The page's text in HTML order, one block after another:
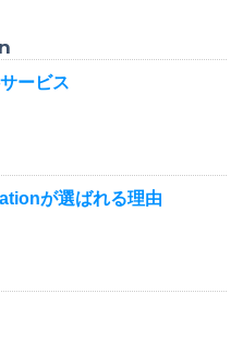
ービス
が選ばれる理由